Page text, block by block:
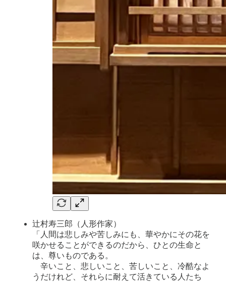
辻村寿三郎（人形作家）
「人間は悲しみや苦しみにも、華やかにその花を
咲かせることができるのだから、ひとの生命と
は、尊いものである。
辛いこと、悲しいこと、苦しいこと、冷酷なよ
うだけれど、それらに耐えて活きている人たち